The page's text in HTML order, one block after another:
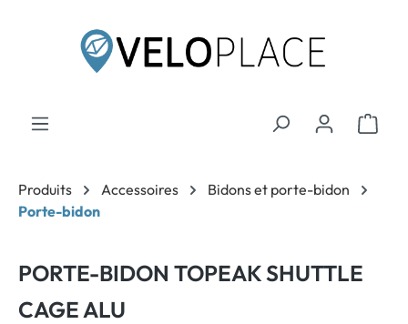
Produits Accessoires
Bidons et porte-bidon
Porte-bidon
PORTE-BIDON TOPEAK SHUTTLE
CAGE ALU